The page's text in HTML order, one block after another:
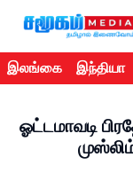
இலங்கை இந்தியா
ஓட்டமாவடி